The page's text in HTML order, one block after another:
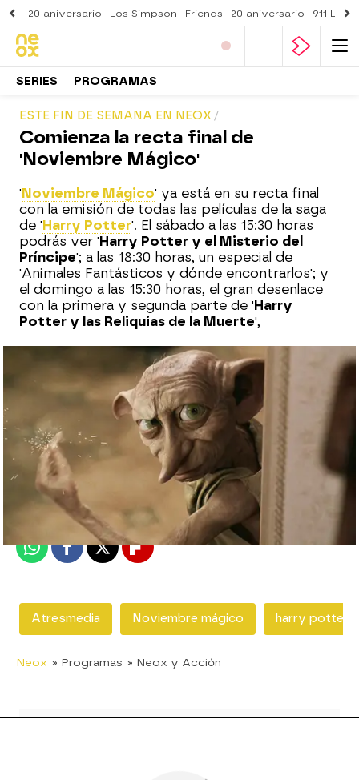
20 aniversario Los Simpson Friends 20 aniversario 911
SERIES PROGRAMAS
ESTE FIN DE SEMANA EN NEOX
Comienza la recta final de
'Noviembre Mágico'
'Noviembre Mágico' ya está en su recta final
con la emisión de todas las películas de la saga
de 'Harry Potter'. El sábado a las 15:30 horas
podrás ver 'Harry Potter y el Misterio del
Príncipe'; a las 18:30 horas, un especial de
'Animales Fantásticos y dónde encontrarlos'; y
el domingo a las 15:30 horas, el gran desenlace
con la primera y segunda parte de 'Harry
Potter y las Reliquias de la Muerte',
neox
Madrid
Publicado:07 de febrero de 2018, 16:42
WhatsappFacebook
X Flipboard
Atresmedia Noviembre mágico harry potter
Neox » Programas » Neox y Acción